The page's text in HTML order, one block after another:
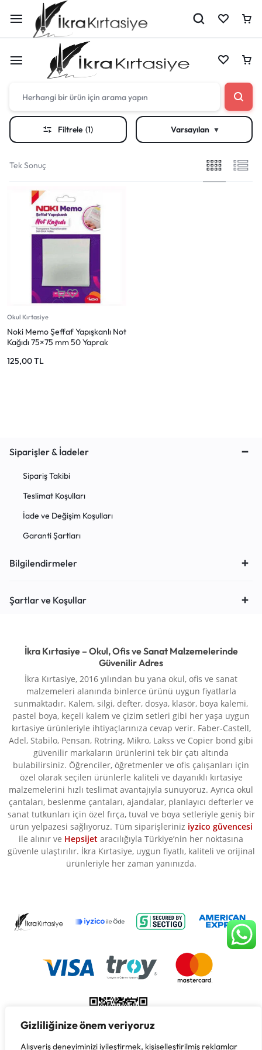
Gizliliğinize önem veriyoruz
Alışveriş deneyiminizi iyileştirmek, kişiselleştirilmiş reklamlar
Harika fırsatları kaçırmayın! Alışverişe başlayın
veya eklenen ürünleri görüntülemek için oturum
Çantan boş
veya eklenen ürünleri görüntülemek için oturum
Filtrele (1) Varsayılan
Tek Sonuç
Okul Kırtasiye
Noki Memo Şeffaf Yapışkanlı Not
Kağıdı 75×75 mm 50 Yaprak
125,00TL
Siparişler & İadeler
Sipariş Takibi
Teslimat Koşulları
İade ve Değişim Koşulları
Garanti Şartları
Bilgilendirmeler
Şartlar ve Koşullar
İkra Kırtasiye – Okul, Ofis ve Sanat Malzemelerinde
Güvenilir Adres
İkra Kırtasiye, 2016 yılından bu yana okul, ofis ve sanat
malzemeleri alanında binlerce ürünü uygun fiyatlarla
sunmaktadır. Kalem, silgi, defter, dosya, klasör, boya kalemi,
pastel boya, keçeli kalem ve çizim setleri gibi her yaşa uygun
kırtasiye ürünleriyle ihtiyaçlarınıza cevap verir. Faber-Castell,
Adel, Stabilo, Pensan, Rotring, Mikro, Lakss ve Copier bond gibi
güvenilir markaların ürünlerini tek bir çatı altında
bulabilirsiniz. Öğrenciler, öğretmenler ve ofis çalışanları için
özel olarak seçilen ürünlerle kaliteli ve dayanıklı kırtasiye
malzemelerini hızlı teslimat avantajıyla sunuyoruz. Ayrıca okul
çantaları, beslenme çantaları, ajandalar, planlayıcı defterler ve
sanat tutkunları için özel fırça, tuval ve boya setleriyle geniş bir
ürün yelpazesi sağlıyoruz. Tüm siparişleriniz iyzico güvencesi
ile alınır ve Hepsijet aracılığıyla Türkiye’nin her noktasına
güvenle ulaştırılır. İkra Kırtasiye, uygun fiyatlı, kaliteli ve orijinal
ürünleriyle her zaman yanınızda.